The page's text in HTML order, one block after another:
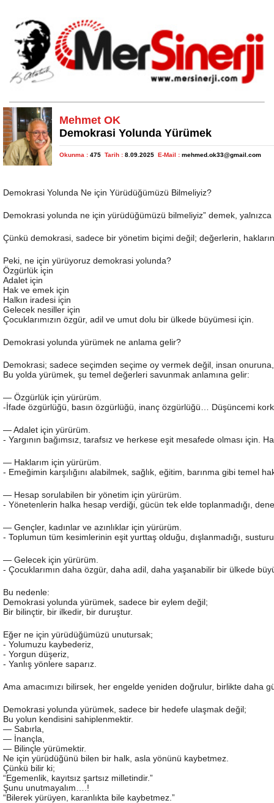
Mehmet OK
Demokrasi Yolunda Yürümek
Okunma : 475 Tarih : 8.09.2025 E-Mail : mehmed.ok33@gmail.com
Demokrasi Yolunda Ne için Yürüdüğümüzü Bilmeliyiz?
Demokrasi yolunda ne için yürüdüğümüzü bilmeliyiz” demek,
Çünkü demokrasi, sadece bir yönetim biçimi değil; değerlerin,
Peki, ne için yürüyoruz demokrasi yolunda?
Özgürlük için
Adalet için
Hak ve emek için
Halkın iradesi için
Gelecek nesiller için
Çocuklarımızın özgür, adil ve umut dolu bir ülkede büyümesi için.
Demokrasi yolunda yürümek ne anlama gelir?
Demokrasi; sadece seçimden seçime oy vermek değil, insan
Bu yolda yürümek, şu temel değerleri savunmak anlamına gelir:
— Özgürlük için yürürüm.
-İfade özgürlüğü, basın özgürlüğü, inanç özgürlüğü… Düşüncemi
— Adalet için yürürüm.
- Yargının bağımsız, tarafsız ve herkese eşit mesafede olması için.
— Haklarım için yürürüm.
- Emeğimin karşılığını alabilmek, sağlık, eğitim, barınma gibi temel
— Hesap sorulabilen bir yönetim için yürürüm.
- Yönetenlerin halka hesap verdiği, gücün tek elde toplanmadığı,
— Gençler, kadınlar ve azınlıklar için yürürüm.
- Toplumun tüm kesimlerinin eşit yurttaş olduğu, dışlanmadığı,
— Gelecek için yürürüm.
- Çocuklarımın daha özgür, daha adil, daha yaşanabilir bir ülkede
Bu nedenle:
Demokrasi yolunda yürümek, sadece bir eylem değil;
Bir bilinçtir, bir ilkedir, bir duruştur.
Eğer ne için yürüdüğümüzü unutursak;
- Yolumuzu kaybederiz,
- Yorgun düşeriz,
- Yanlış yönlere saparız.
Ama amacımızı bilirsek, her engelde yeniden doğrulur, birlikte daha
Demokrasi yolunda yürümek, sadece bir hedefe ulaşmak değil;
Bu yolun kendisini sahiplenmektir.
— Sabırla,
— İnançla,
— Bilinçle yürümektir.
Ne için yürüdüğünü bilen bir halk, asla yönünü kaybetmez.
Çünkü bilir ki;
“Egemenlik, kayıtsız şartsız milletindir.”
Şunu unutmayalım….!
“Bilerek yürüyen, karanlıkta bile kaybetmez.”